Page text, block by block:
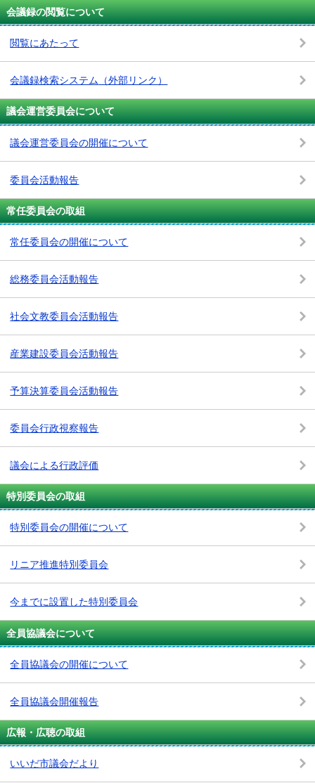
会議録の閲覧について
閲覧にあたって
会議録検索システム （外部リンク）
議会運営委員会について
議会運営委員会の開催について
委員会活動報告
常任委員会の取組
常任委員会の開催について
総務委員会活動報告
社会文教委員会活動報告
産業建設委員会活動報告
予算決算委員会活動報告
委員会行政視察報告
議会による行政評価
特別委員会の取組
特別委員会の開催について
リニア推進特別委員会
今までに設置した特別委員会
全員協議会について
全員協議会の開催について
全員協議会開催報告
広報・広聴の取組
いいだ市議会だより